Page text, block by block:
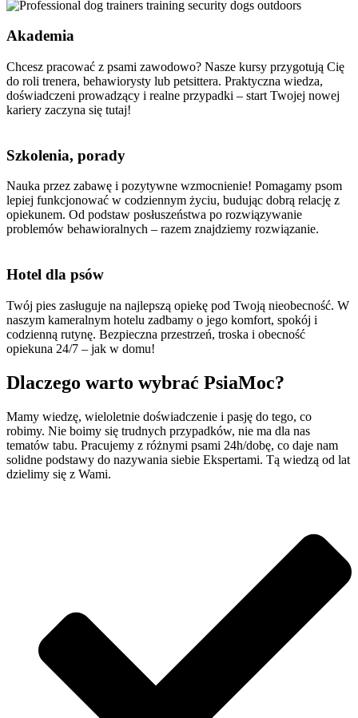
Akademia
Chcesz pracować z psami zawodowo? Nasze kursy przygotują Cię
do roli trenera, behawiorysty lub petsittera. Praktyczna wiedza,
doświadczeni prowadzący i realne przypadki – start Twojej nowej
kariery zaczyna się tutaj!
Szkolenia, porady
Nauka przez zabawę i pozytywne wzmocnienie! Pomagamy psom
lepiej funkcjonować w codziennym życiu, budując dobrą relację z
opiekunem. Od podstaw posłuszeństwa po rozwiązywanie
problemów behawioralnych – razem znajdziemy rozwiązanie.
Hotel dla psów
Twój pies zasługuje na najlepszą opiekę pod Twoją nieobecność. W
naszym kameralnym hotelu zadbamy o jego komfort, spokój i
codzienną rutynę. Bezpieczna przestrzeń, troska i obecność
opiekuna 24/7 – jak w domu!
Dlaczego warto wybrać PsiaMoc?
Mamy wiedzę, wieloletnie doświadczenie i pasję do tego, co
robimy. Nie boimy się trudnych przypadków, nie ma dla nas
tematów tabu. Pracujemy z różnymi psami 24h/dobę, co daje nam
solidne podstawy do nazywania siebie Ekspertami. Tą wiedzą od lat
dzielimy się z Wami.